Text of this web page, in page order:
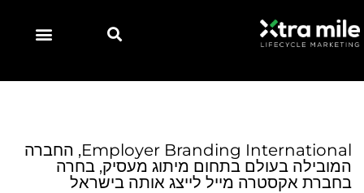
Employer Branding International, החברה
המובילה בעולם בתחום מיתוג מעסיק, בחרה
בחברת אקסטרה מייל לייצג אותה בישראל